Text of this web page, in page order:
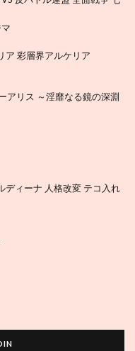
ア 彩層界アルケリア
アリス ～淫靡なる鏡の深淵
ディーナ 人格改変 テコ入れ